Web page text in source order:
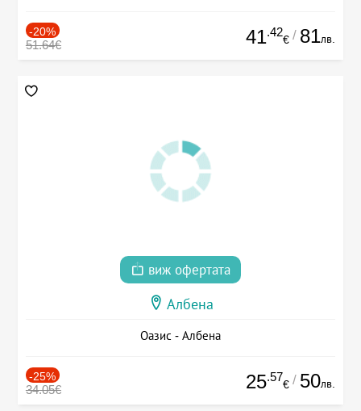
-20%
51.64€ 41.42
€ / 81лв.
виж офертата
Албена
Оазис - Албена
-25%
34.05€ 25.57
€ / 50лв.